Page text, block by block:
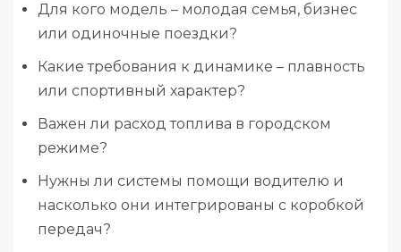
Для кого модель – молодая семья, бизнес
или одиночные поездки?
Какие требования к динамике – плавность
или спортивный характер?
Важен ли расход топлива в городском
режиме?
Нужны ли системы помощи водителю и
насколько они интегрированы с коробкой
передач?